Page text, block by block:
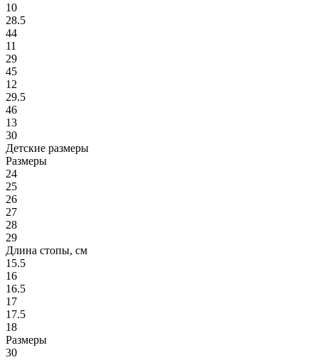
10
28.5
44
11
29
45
12
29.5
46
13
30
Детские размеры
Размеры
24
25
26
27
28
29
Длина стопы, см
15.5
16
16.5
17
17.5
18
Размеры
30